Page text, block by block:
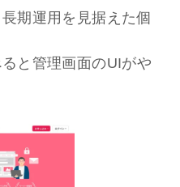
期運用を見据えた個
と管理画面のUIがや